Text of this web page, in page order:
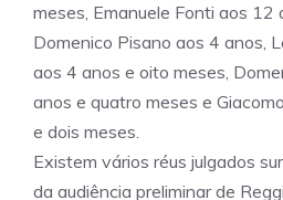
meses, Emanuele Fonti aos 12
Domenico Pisano aos 4 anos,
aos 4 anos e oito meses,
anos e quatro meses e
e dois meses.
Existem vários réus julgados
da audiência preliminar de